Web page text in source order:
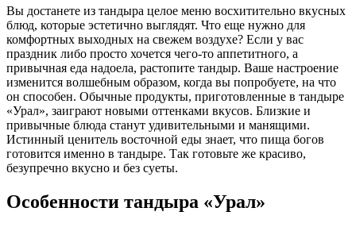
Вы достанете из тандыра целое меню восхитительно вкусных
блюд, которые эстетично выглядят. Что еще нужно для
комфортных выходных на свежем воздухе? Если у вас
праздник либо просто хочется чего-то аппетитного, а
привычная еда надоела, растопите тандыр. Ваше настроение
изменится волшебным образом, когда вы попробуете, на что
он способен. Обычные продукты, приготовленные в тандыре
«Урал», заиграют новыми оттенками вкусов. Близкие и
привычные блюда станут удивительными и манящими.
Истинный ценитель восточной еды знает, что пища богов
готовится именно в тандыре. Так готовьте же красиво,
безупречно вкусно и без суеты.
Особенности тандыра «Урал»